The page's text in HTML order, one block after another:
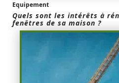
Equipement
Quels sont les intérêts à
fenêtres de sa maison ?